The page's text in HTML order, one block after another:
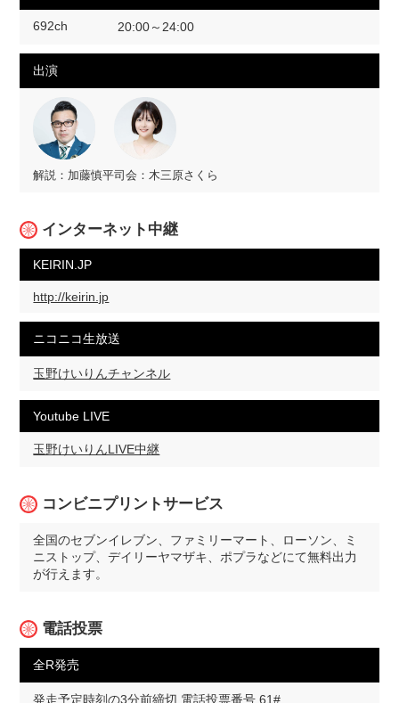
692ch 20:00～24:00
出演
解説：加藤慎平司会：木三原さくら
インターネット中継
KEIRIN.JP
http://keirin.jp
ニコニコ生放送
玉野けいりんチャンネル
Youtube LIVE
玉野けいりんLIVE中継
コンビニプリントサービス
全国のセブンイレブン、ファミリーマート、ローソン、ミ
ニストップ、デイリーヤマザキ、ポプラなどにて無料出力
が行えます。
電話投票
全R発売
発走予定時刻の3分前締切 電話投票番号 61#